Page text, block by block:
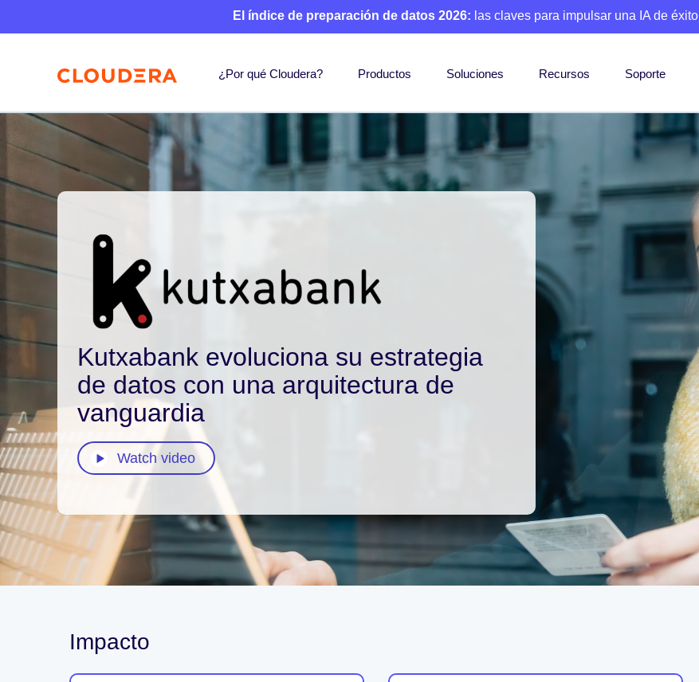
El índice de preparación de datos 2026: las claves para impulsar una IA de éxito
¿Por qué Cloudera? Productos Soluciones Recursos Soporte
Kutxabank evoluciona su estrategia
de datos con una arquitectura de
vanguardia
Watch video
Impacto